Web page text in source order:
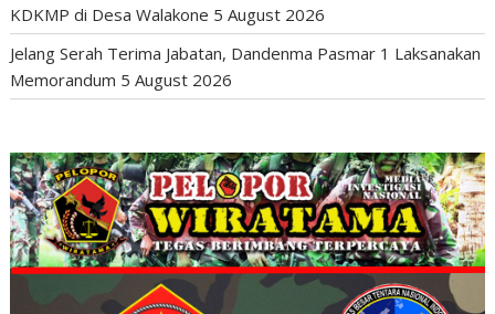
KDKMP di Desa Walakone 5 August 2026
Jelang Serah Terima Jabatan, Dandenma Pasmar 1 Laksanakan
Memorandum 5 August 2026